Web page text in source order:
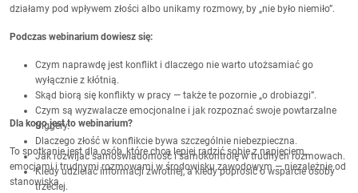
działamy pod wpływem złości albo unikamy rozmowy, by „nie było niemiło”.
Podczas webinarium dowiesz się:
Czym naprawdę jest konflikt i dlaczego nie warto utożsamiać go
wyłącznie z kłótnią.
Skąd biorą się konflikty w pracy — także te pozornie „o drobiazgi”.
Czym są wyzwalacze emocjonalne i jak rozpoznać swoje powtarzalne
triggery.
Dlaczego złość w konflikcie bywa szczególnie niebezpieczna.
Jak rozwijać samoświadomość i samokontrolę w trudnych rozmowach.
Kiedy udzielać informacji zwrotnej, a kiedy poprosić o wsparcie osoby
trzeciej.
Dla kogo jest to webinarium?
To spotkanie jest dla osób, które chcą lepiej radzić sobie z napięciem,
emocjami i trudnymi rozmowami w środowisku zawodowym — niezależnie od
stanowiska.